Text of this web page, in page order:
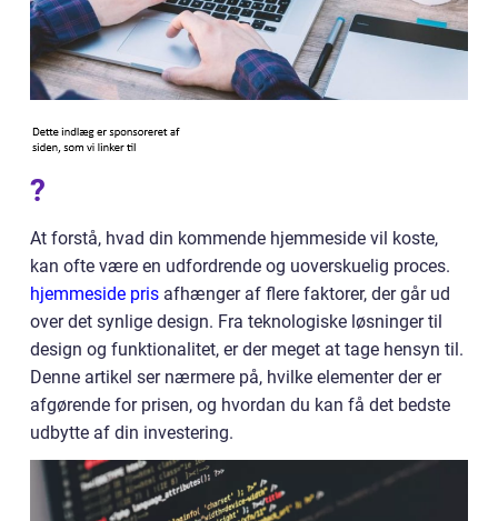
?
At forstå, hvad din kommende hjemmeside vil koste,
kan ofte være en udfordrende og uoverskuelig proces.
hjemmeside pris afhænger af flere faktorer, der går ud
over det synlige design. Fra teknologiske løsninger til
design og funktionalitet, er der meget at tage hensyn til.
Denne artikel ser nærmere på, hvilke elementer der er
afgørende for prisen, og hvordan du kan få det bedste
udbytte af din investering.